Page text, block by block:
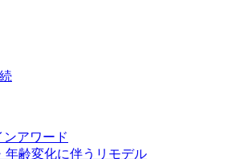
アワード
年齢変化に伴うリモデル